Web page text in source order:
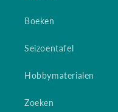
Boeken
Seizoentafel
Hobbymaterialen
Zoeken